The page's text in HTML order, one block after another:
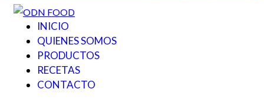
INICIO
QUIENES SOMOS
PRODUCTOS
RECETAS
CONTACTO